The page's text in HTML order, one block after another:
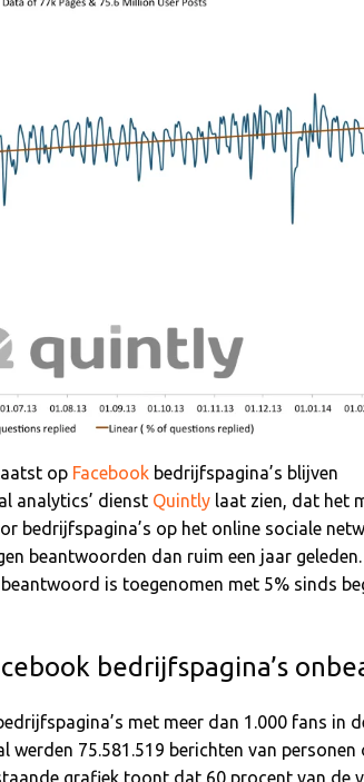
op Facebook bedrijfspagina’s blijven
analytics’ dienst Quintly laat zien, dat het
bedrijfspagina’s op het online sociale
beantwoorden dan ruim een jaar
is toegenomen met 5% sinds
bedrijfspagina’s
met meer dan 1.000 fans in
werden 75.581.519 berichten van personen
grafiek toont dat 60 procent van de